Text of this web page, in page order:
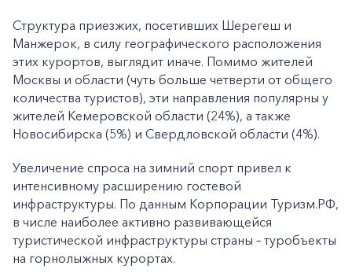
Структура приезжих, посетивших Шерегеш и
Манжерок, в силу географического расположения
этих курортов, выглядит иначе. Помимо жителей
Москвы и области (чуть больше четверти от общего
количества туристов), эти направления популярны у
жителей Кемеровской области (24%), а также
Новосибирска (5%) и Свердловской области (4%).
Увеличение спроса на зимний спорт привел к
интенсивному расширению гостевой
инфраструктуры. По данным Корпорации Туризм.РФ,
в числе наиболее активно развивающейся
туристической инфраструктуры страны – туробъекты
на горнолыжных курортах.